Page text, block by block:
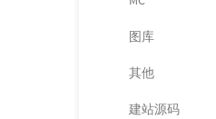
MC
图库
其他